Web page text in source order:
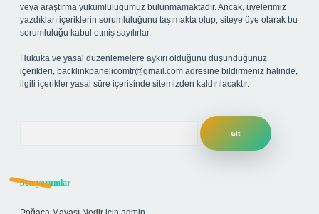
veya araştırma yükümlülüğümüz bulunmamaktadır. Ancak, üyelerimiz
yazdıkları içeriklerin sorumluluğunu taşımakta olup, siteye üye olarak bu
sorumluluğu kabul etmiş sayılırlar.
Hukuka ve yasal düzenlemelere aykırı olduğunu düşündüğünüz
içerikleri, backlinkpanelicomtr@gmail.com adresine bildirmeniz halinde,
ilgili içerikler yasal süre içerisinde sitemizden kaldırılacaktır.
Son yorumlar